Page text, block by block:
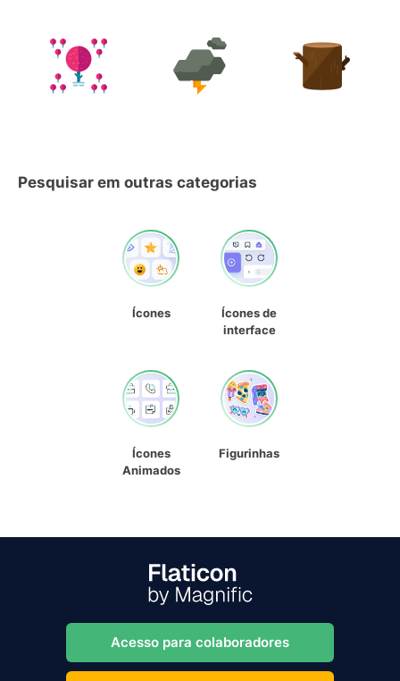
Pesquisar em outras categorias
Ícones
Ícones de
interface
Ícones
Animados
Figurinhas
Acesso para colaboradores